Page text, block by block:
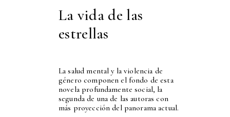
La vida de las
estrellas
La salud mental y la violencia de
género componen el fondo de esta
novela profundamente social, la
segunda de una de las autoras con
más proyección del panorama actual.